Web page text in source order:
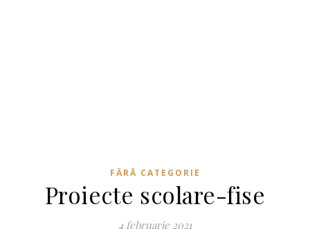
FĂRĂ CATEGORIE
Proiecte scolare-fise
4 februarie 2021